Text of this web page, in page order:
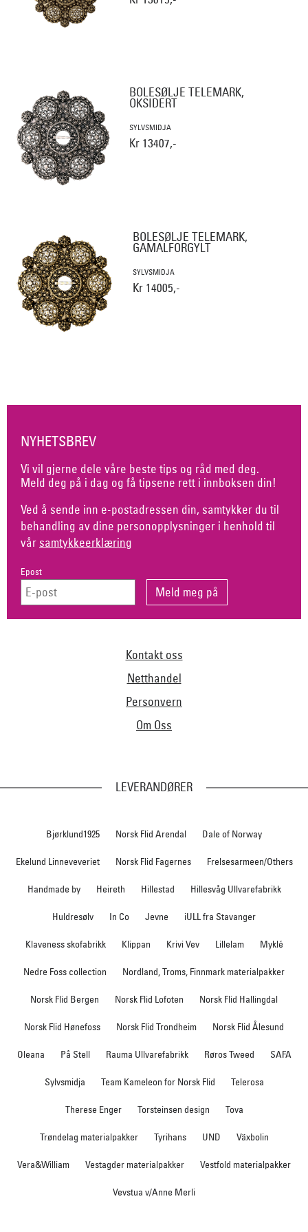
BOLESØLJE TELEMARK,
OKSIDERT
SYLVSMIDJA
Kr 13407,-
BOLESØLJE TELEMARK,
GAMALFORGYLT
SYLVSMIDJA
Kr 14005,-
NYHETSBREV
Vi vil gjerne dele våre beste tips og råd med deg.
Meld deg på i dag og få tipsene rett i innboksen din!
Ved å sende inn e-postadressen din, samtykker du til
behandling av dine personopplysninger i henhold til
vår samtykkeerklæring
Epost
Kontakt oss
Netthandel
Personvern
Om Oss
LEVERANDØRER
Bjørklund1925 Norsk Flid Arendal Dale of Norway
Ekelund Linneveveriet Norsk Flid Fagernes Frelsesarmeen/Others
Handmade by Heireth Hillestad Hillesvåg Ullvarefabrikk
Huldresølv In Co Jevne iULL fra Stavanger
Klaveness skofabrikk Klippan Krivi Vev Lillelam Myklé
Nedre Foss collection Nordland, Troms, Finnmark materialpakker
Norsk Flid Bergen Norsk Flid Lofoten Norsk Flid Hallingdal
Norsk Flid Hønefoss Norsk Flid Trondheim Norsk Flid Ålesund
Oleana På Stell Rauma Ullvarefabrikk Røros Tweed SAFA
Sylvsmidja Team Kameleon for Norsk Flid Telerosa
Therese Enger Torsteinsen design Tova
Trøndelag materialpakker Tyrihans UND Växbolin
Vera&William Vestagder materialpakker Vestfold materialpakker
Vevstua v/Anne Merli